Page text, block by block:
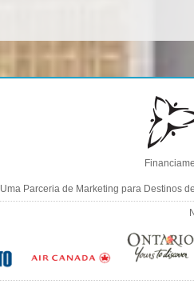
Uma Parceria de Marketing para Destinos